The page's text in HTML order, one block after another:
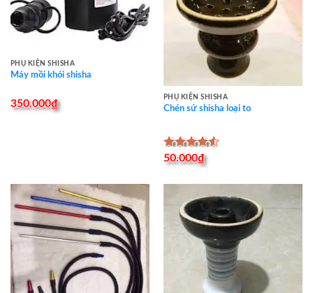
PHỤ KIỆN SHISHA
Máy mồi khói shisha
350.000₫
PHỤ KIỆN SHISHA
Chén sứ shisha loại to
Được xếp
4.50
50.000₫